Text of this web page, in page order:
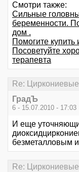
Смотри также:
Сильные
беременности.
дом .
Помогите купить
Посоветуйте
терапевта
Re:
ГрадЪ
6 - 15.07.2010 - 17:03
И еще
безметалловым
Re: